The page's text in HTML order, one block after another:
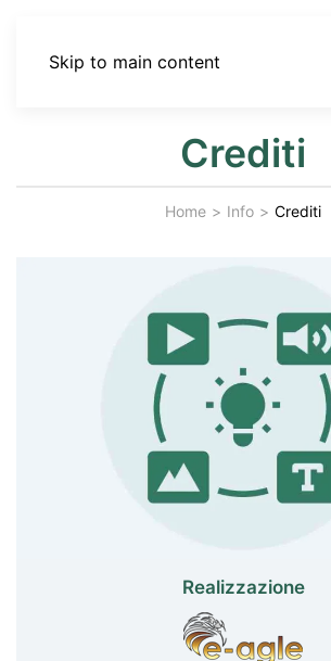
Skip to main content
Crediti
Home Info Crediti
Realizzazione